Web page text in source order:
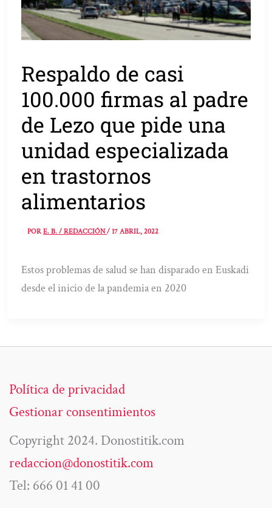
Respaldo de casi
100.000 firmas al padre
de Lezo que pide una
unidad especializada
en trastornos
alimentarios
PORE. B. / REDACCIÓN/17 ABRIL, 2022
Estos problemas de salud se han disparado en Euskadi
desde el inicio de la pandemia en 2020
Política de privacidad
Gestionar consentimientos
Copyright 2024. Donostitik.com
redaccion@donostitik.com
Tel: 666 01 41 00